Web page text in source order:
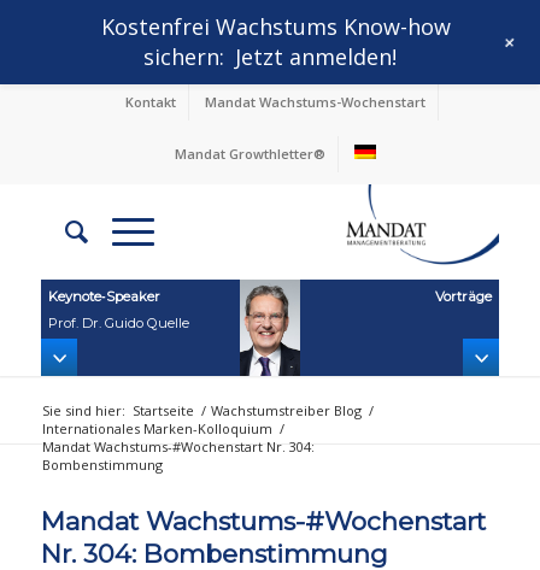
Kontakt Mandat Wachstums-Wochenstart
Mandat Growthletter®
Keynote‑Speaker
Prof. Dr. Guido Quelle
Vorträge
Sie sind hier: Startseite / Wachstumstreiber Blog /
Internationales Marken-Kolloquium /
Mandat Wachstums-#Wochenstart Nr. 304:
Bombenstimmung
Mandat Wachstums-#Wochenstart
Nr. 304: Bombenstimmung
Kostenfrei Wachstums Know-how
sichern: Jetzt anmelden! +